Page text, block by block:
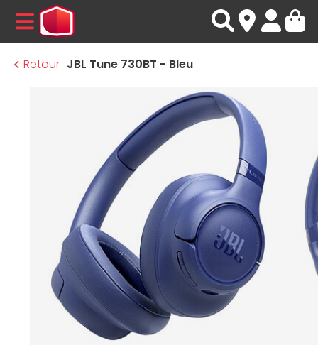
MENU
Retour JBL Tune 730BT - Bleu